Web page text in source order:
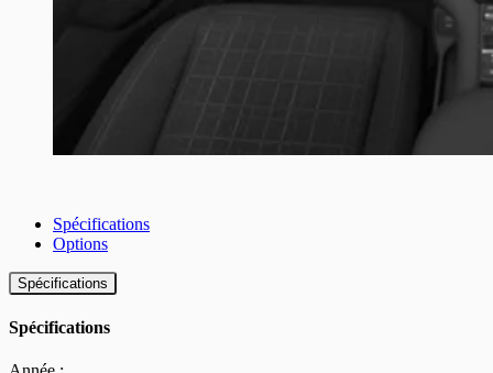
Spécifications
Options
Spécifications
Spécifications